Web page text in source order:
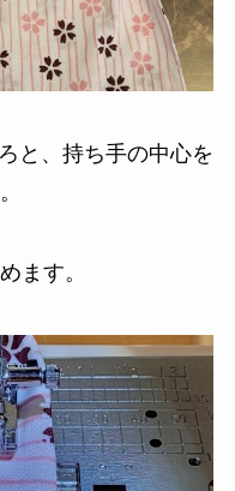
と、持ち手の中心を
ます。